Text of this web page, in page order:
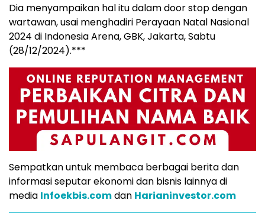
Dia menyampaikan hal itu dalam door stop dengan
wartawan, usai menghadiri Perayaan Natal Nasional
2024 di Indonesia Arena, GBK, Jakarta, Sabtu
(28/12/2024).***
Sempatkan untuk membaca berbagai berita dan
informasi seputar ekonomi dan bisnis lainnya di
media Infoekbis.comdan Harianinvestor.com